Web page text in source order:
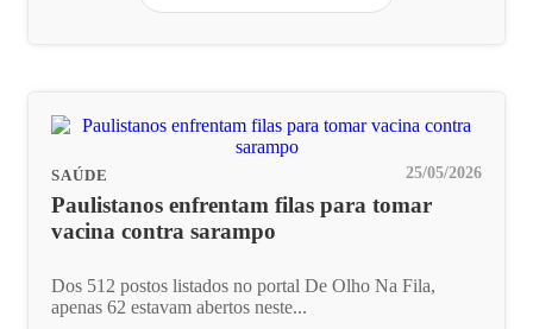
SAÚDE 25/05/2026
Paulistanos enfrentam filas para tomar
vacina contra sarampo
Dos 512 postos listados no portal De Olho Na Fila,
apenas 62 estavam abertos neste...